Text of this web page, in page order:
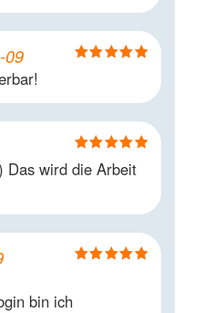
09
Bewertet mit
5von 5
Das wird die Arbeit
bin ich